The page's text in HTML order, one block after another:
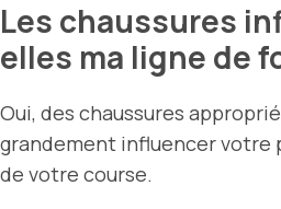
Les chaussures
elles ma ligne de
Oui, des chaussures
grandement influencer votre
de votre course.